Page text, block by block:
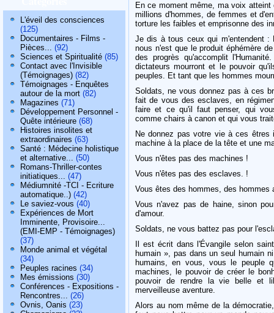
L'éveil des consciences
(125)
Documentaires - Films -
Pièces... (92)
Sciences et Spiritualité (85)
Contact avec l'Invisible
(Témoignages) (82)
Témoignages - Enquêtes
autour de la mort (82)
Magazines (71)
Développement Personnel -
Quête intérieure (68)
Histoires insolites et
extraordinaires (63)
Santé : Médecine holistique
et alternative... (50)
Romans-Thriller-contes
initiatiques... (47)
Médiumnité -TCI - Ecriture
automatique..) (42)
Le saviez-vous (40)
Expériences de Mort
Imminente, Provisoire...
(EMI-EMP - Témoignages)
(37)
Monde animal et végétal
(34)
Peuples racines (34)
Mes émissions (30)
Conférences - Expositions -
Rencontres... (26)
Ovnis, Oanis (23)
En ce moment même, ma voix
millions d'hommes, de femmes et
torture les faibles et emprisonne des
Je dis à tous ceux qui m'entendent :
nous n'est que le produit éphémère
des progrès qu'accomplit
dictateurs mourront et le pouvoir
peuples. Et tant que les hommes
Soldats, ne vous donnez pas à ces
fait de vous des esclaves, en
faire et ce qu'il faut penser, qui
comme chairs à canon et qui vous
Ne donnez pas votre vie à ces êtres
machine à la place de la tête et une
Vous n'êtes pas des machines !
Vous n'êtes pas des esclaves. !
Vous êtes des hommes, des
Vous n'avez pas de haine, sinon
d'amour.
Soldats, ne vous battez pas pour
Il est écrit dans l'Évangile selon
humain », pas dans un seul humain
humains, en vous, vous le peuple
machines, le pouvoir de créer le
pouvoir de rendre la vie belle et
merveilleuse aventure.
Alors au nom même de la